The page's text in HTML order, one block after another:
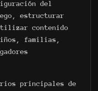
del
estructurar
contenido
familias,
principales de